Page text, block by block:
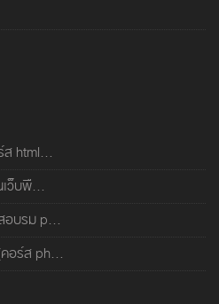
ส html...
ว็บพื...
อบรม p...
อร์ส ph...